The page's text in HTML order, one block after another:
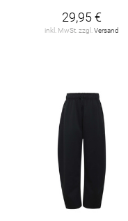
29,95 €
inkl. MwSt. zzgl.Versand